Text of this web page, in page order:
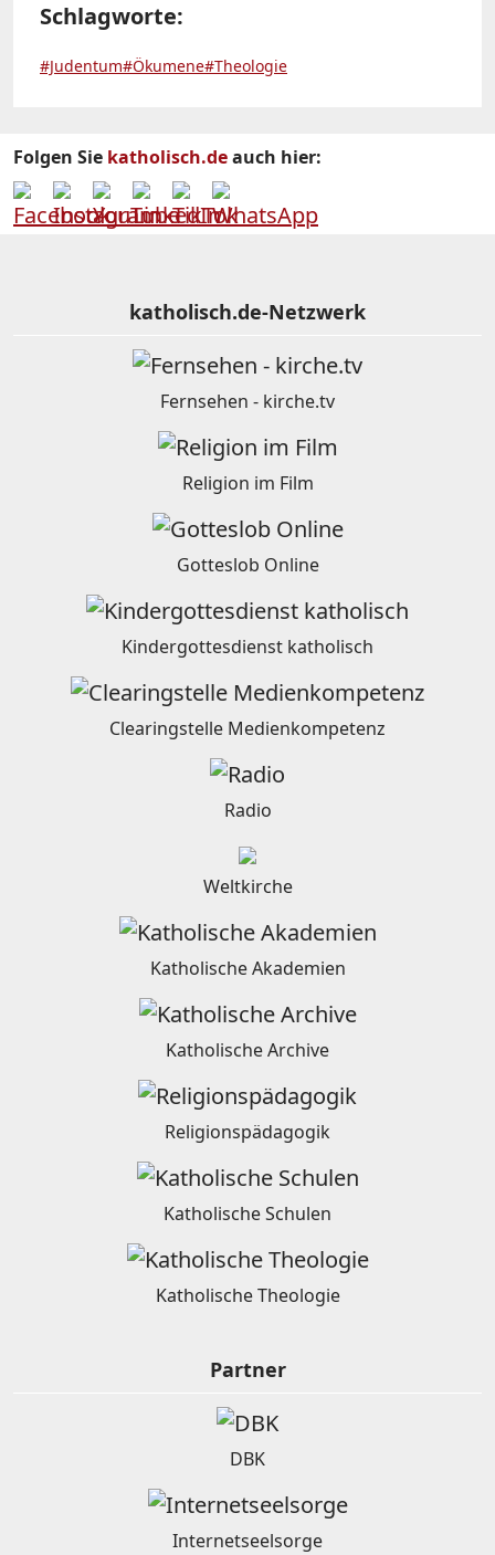
Schlagworte:
#Judentum#Ökumene#Theologie
Folgen Sie katholisch.deauch hier:
katholisch.de-Netzwerk
Fernsehen - kirche.tv
Religion im Film
Gotteslob Online
Kindergottesdienst katholisch
Clearingstelle Medienkompetenz
Radio
Weltkirche
Katholische Akademien
Katholische Archive
Religionspädagogik
Katholische Schulen
Katholische Theologie
Partner
DBK
Internetseelsorge